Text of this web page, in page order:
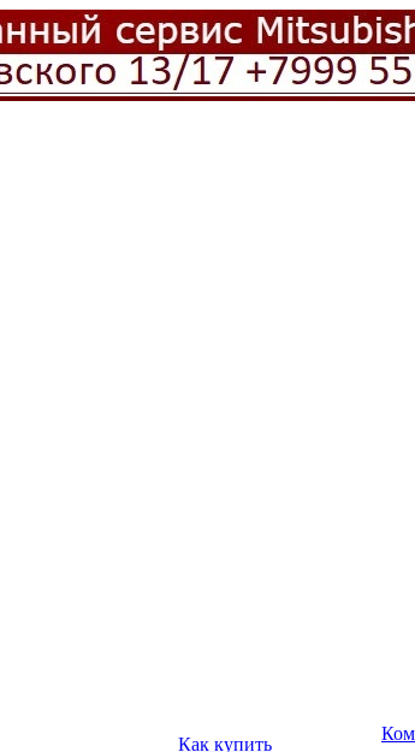
Как купить